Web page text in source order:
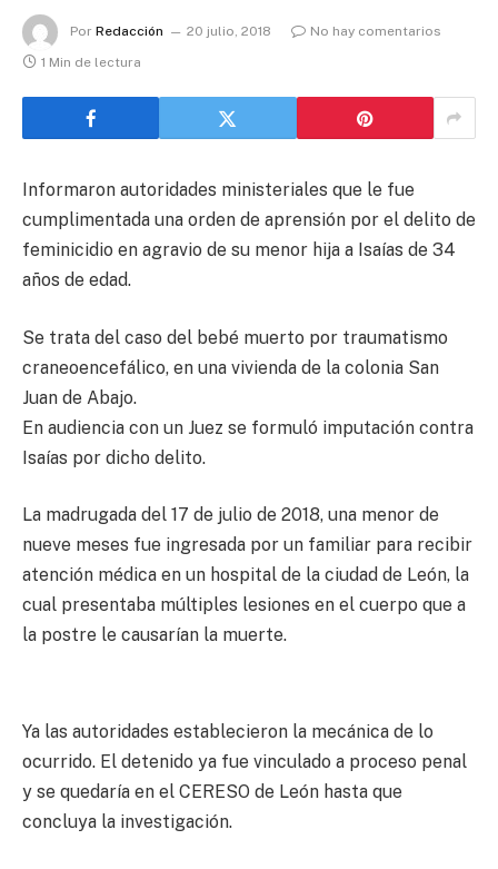
Por Redacción 20 julio, 2018
No hay comentarios
1 Min de lectura
Informaron autoridades ministeriales que le fue
cumplimentada una orden de aprensión por el delito de
feminicidio en agravio de su menor hija a Isaías de 34
años de edad.
Se trata del caso del bebé muerto por traumatismo
craneoencefálico, en una vivienda de la colonia San
Juan de Abajo.
En audiencia con un Juez se formuló imputación contra
Isaías por dicho delito.
La madrugada del 17 de julio de 2018, una menor de
nueve meses fue ingresada por un familiar para recibir
atención médica en un hospital de la ciudad de León, la
cual presentaba múltiples lesiones en el cuerpo que a
la postre le causarían la muerte.
Ya las autoridades establecieron la mecánica de lo
ocurrido. El detenido ya fue vinculado a proceso penal
y se quedaría en el CERESO de León hasta que
concluya la investigación.